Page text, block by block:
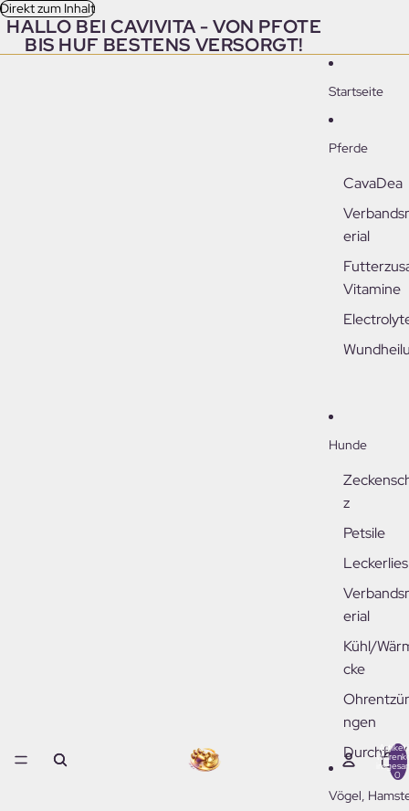
Direkt zum Inhalt
HALLO BEI CAVIVITA - VON PFOTE
BIS HUF BESTENS VERSORGT!
Startseite
Pferde
CavaDea
erial
Vitamine
Hunde
z
Petsile
Leckerlies
erial
Kühl/
cke
ngen
Durchfall/
Vitamine/
Probiotika
Vögel,
Artikel
0